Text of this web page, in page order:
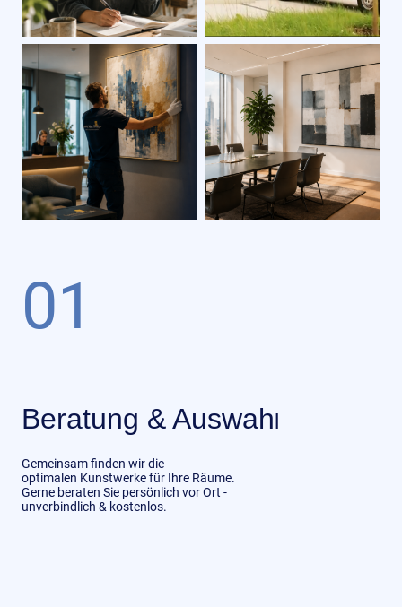
01
Beratung & Auswahl
Gemeinsam finden wir die
optimalen Kunstwerke für Ihre Räume.
Gerne beraten Sie persönlich vor Ort -
unverbindlich & kostenlos.